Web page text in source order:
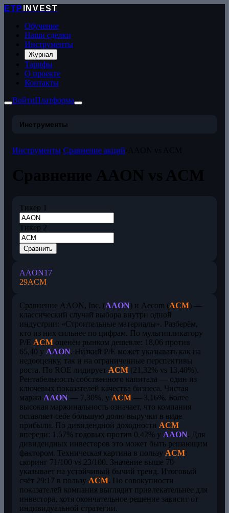
ETP
INVEST
Обучение
Наши сделки
Инструменты
Журнал
Тарифы
О проекте
Контакты
ВойтиПлатформа
Инструменты
Инструменты Сравнение акций
Тикер 1
Тикер 2
Сравнить
AAON17
29ACM
Сравнение AAON, Inc. (AAON) и Aecom (ACM) —
классический случай выбора внутри одной
индустрии: «Строительные материалы». Разберём,
кто из них сильнее по цифрам. По мультипликатору
P/E ACM оценён рынком дешевле: 18,06 против
65,40 у AAON. Низкий P/E может указывать как на
недооценку, так и на ограниченные перспективы
роста. По ROE лидирует ACM (21,32% vs 13,40%).
Рентабельность собственного капитала — один из
ключевых показателей качества бизнеса. Чистая
маржа AAON — 7,30%, у ACM — 3,16%. Более
высокая маржинальность означает, что компания
оставляет себе бо́льшую долю выручки в виде
прибыли. По дивидендной доходности ACM
впереди: 1,57% годовых против 0,42% у AAON. Для
дивидендных инвесторов это может быть решающим
фактором. Техническая картина в пользу ACM:
скоринг 71/100 vs 23/100. Значение выше 70
указывает на устойчивый бычий тренд. Итоговый
счёт 29:17 в пользу ACM. По совокупности
показателей компания выглядит привлекательнее для
инвестора, хотя окончательное решение зависит от
индивидуальной стратегии.